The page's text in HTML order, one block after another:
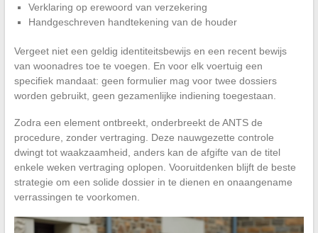
Verklaring op erewoord van verzekering
Handgeschreven handtekening van de houder
Vergeet niet een geldig identiteitsbewijs en een recent bewijs
van woonadres toe te voegen. En voor elk voertuig een
specifiek mandaat: geen formulier mag voor twee dossiers
worden gebruikt, geen gezamenlijke indiening toegestaan.
Zodra een element ontbreekt, onderbreekt de ANTS de
procedure, zonder vertraging. Deze nauwgezette controle
dwingt tot waakzaamheid, anders kan de afgifte van de titel
enkele weken vertraging oplopen. Vooruitdenken blijft de beste
strategie om een solide dossier in te dienen en onaangename
verrassingen te voorkomen.